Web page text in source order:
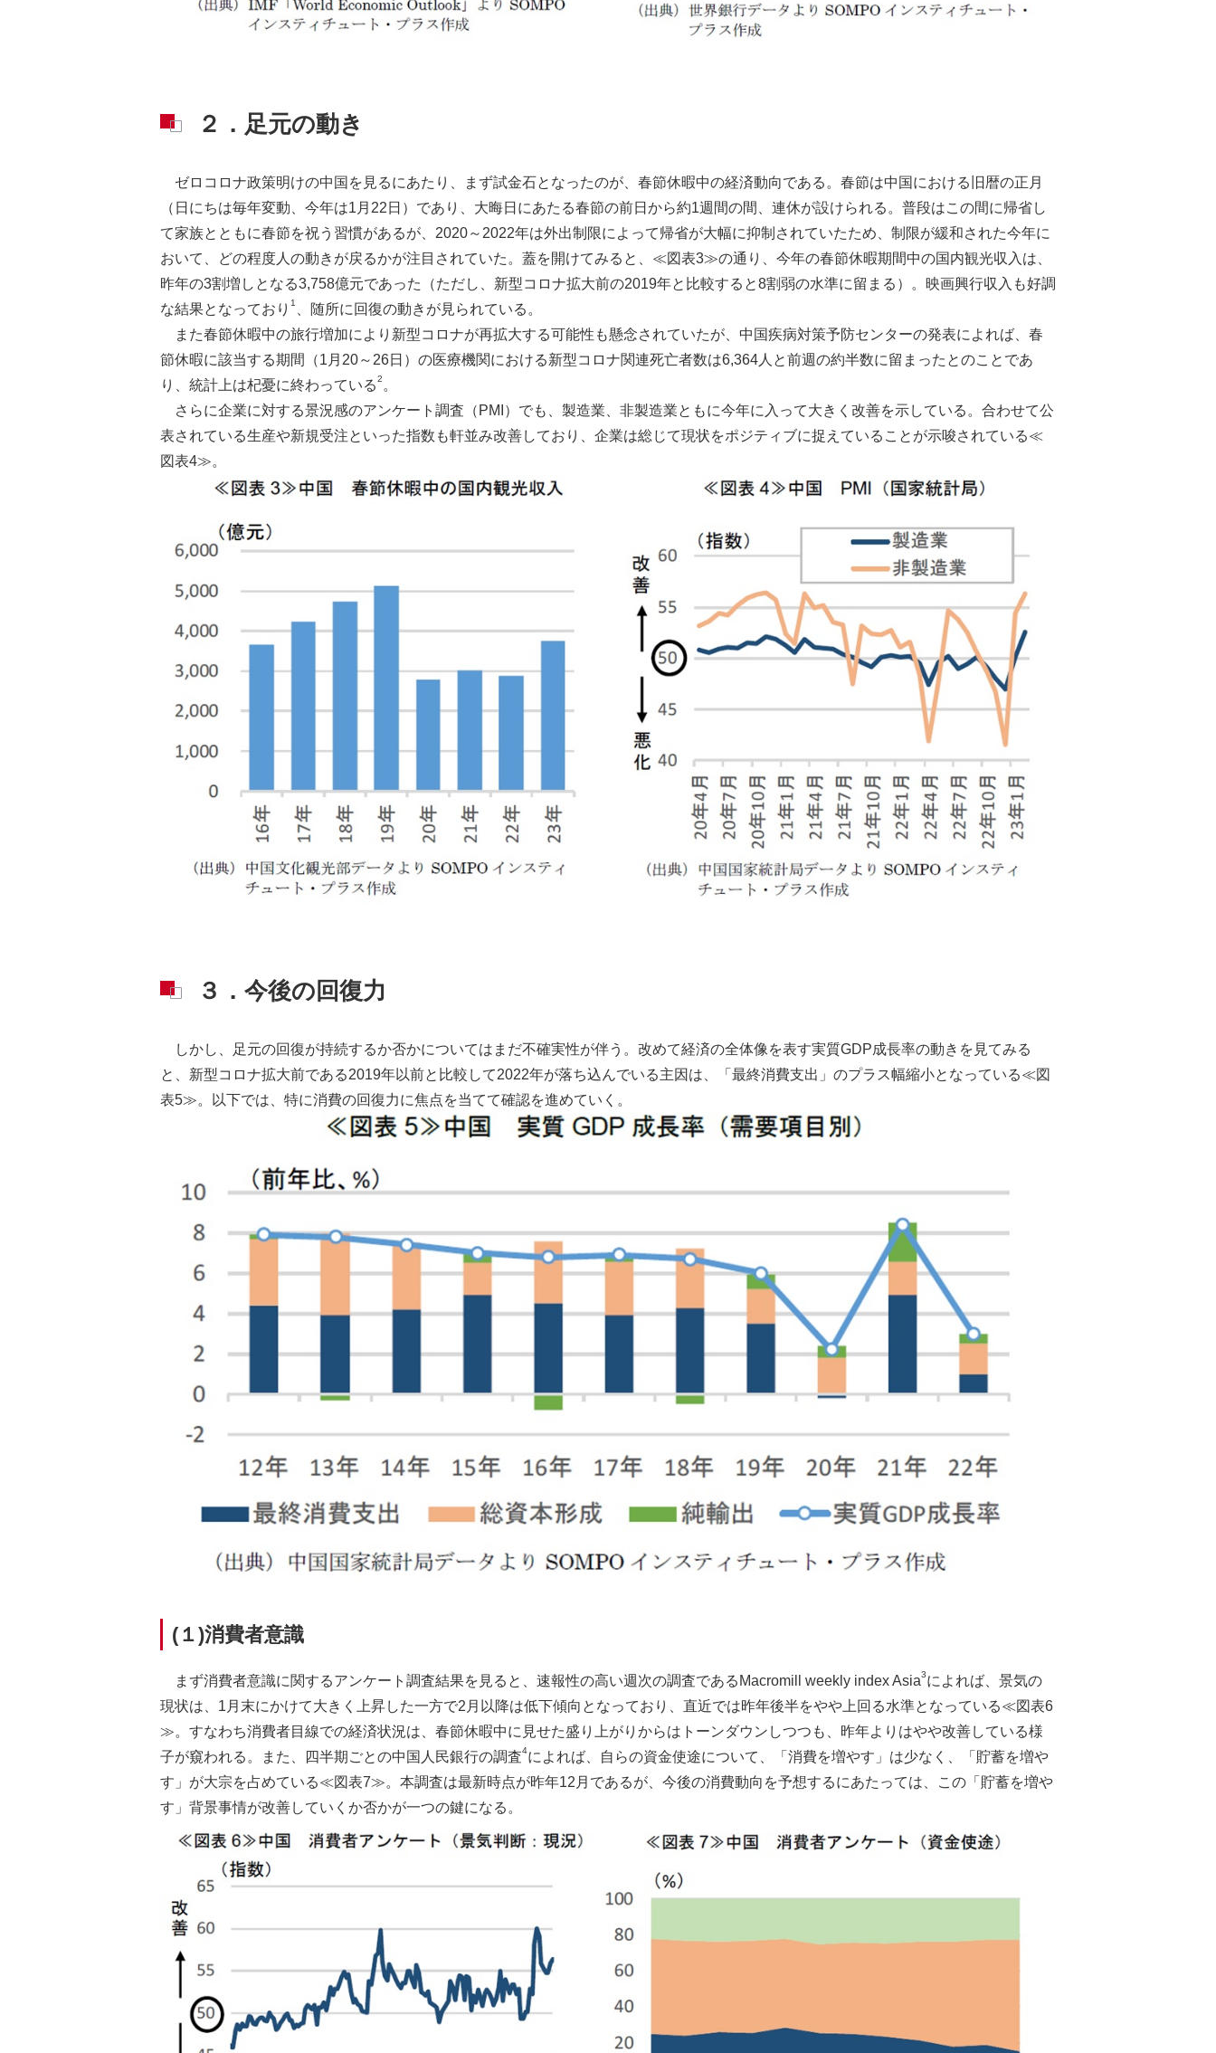
２．足元の動き
ゼロコロナ政策明けの中国を見るにあたり、まず試金石となったのが、春節休暇中の経済動向である。春節は中国における旧暦の正月
（日にちは毎年変動、今年は1月22日）であり、大晦日にあたる春節の前日から約1週間の間、連休が設けられる。普段はこの間に帰省し
て家族とともに春節を祝う習慣があるが、2020～2022年は外出制限によって帰省が大幅に抑制されていたため、制限が緩和された今年に
おいて、どの程度人の動きが戻るかが注目されていた。蓋を開けてみると、≪図表3≫の通り、今年の春節休暇期間中の国内観光収入は、
昨年の3割増しとなる3,758億元であった（ただし、新型コロナ拡大前の2019年と比較すると8割弱の水準に留まる）。映画興行収入も好調
な結果となっており 1
、随所に回復の動きが見られている。
また春節休暇中の旅行増加により新型コロナが再拡大する可能性も懸念されていたが、中国疾病対策予防センターの発表によれば、春
節休暇に該当する期間（1月20～26日）の医療機関における新型コロナ関連死亡者数は6,364人と前週の約半数に留まったとのことであ
り、統計上は杞憂に終わっている2 。
さらに企業に対する景況感のアンケート調査（PMI）でも、製造業、非製造業ともに今年に入って大きく改善を示している。合わせて公
表されている生産や新規受注といった指数も軒並み改善しており、企業は総じて現状をポジティブに捉えていることが示唆されている≪
図表4≫。
３．今後の回復力
しかし、足元の回復が持続するか否かについてはまだ不確実性が伴う。改めて経済の全体像を表す実質GDP成長率の動きを見てみる
と、新型コロナ拡大前である2019年以前と比較して2022年が落ち込んでいる主因は、「最終消費支出」のプラス幅縮小となっている≪図
表5≫。以下では、特に消費の回復力に焦点を当てて確認を進めていく。
(１)消費者意識
まず消費者意識に関するアンケート調査結果を見ると、速報性の高い週次の調査であるMacromill weekly index Asia3によれば、景気の
現状は、1月末にかけて大きく上昇した一方で2月以降は低下傾向となっており、直近では昨年後半をやや上回る水準となっている≪図表6
≫。すなわち消費者目線での経済状況は、春節休暇中に見せた盛り上がりからはトーンダウンしつつも、昨年よりはやや改善している様
子が窺われる。また、四半期ごとの中国人民銀行の調査4によれば、自らの資金使途について、「消費を増やす」は少なく、「貯蓄を増や
す」が大宗を占めている≪図表7≫。本調査は最新時点が昨年12月であるが、今後の消費動向を予想するにあたっては、この「貯蓄を増や
す」背景事情が改善していくか否かが一つの鍵になる。